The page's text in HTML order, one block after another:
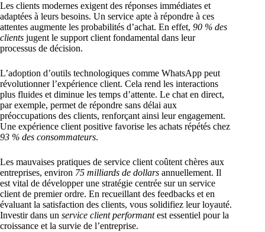
Les clients modernes exigent des réponses immédiates et
adaptées à leurs besoins. Un service apte à répondre à ces
attentes augmente les probabilités d’achat. En effet, 90 % des
clients jugent le support client fondamental dans leur
processus de décision.
L’adoption d’outils technologiques comme WhatsApp peut
révolutionner l’expérience client. Cela rend les interactions
plus fluides et diminue les temps d’attente. Le chat en direct,
par exemple, permet de répondre sans délai aux
préoccupations des clients, renforçant ainsi leur engagement.
Une expérience client positive favorise les achats répétés chez
93 % des consommateurs.
Les mauvaises pratiques de service client coûtent chères aux
entreprises, environ 75 milliards de dollars annuellement. Il
est vital de développer une stratégie centrée sur un service
client de premier ordre. En recueillant des feedbacks et en
évaluant la satisfaction des clients, vous solidifiez leur loyauté.
Investir dans un service client performantest essentiel pour la
croissance et la survie de l’entreprise.